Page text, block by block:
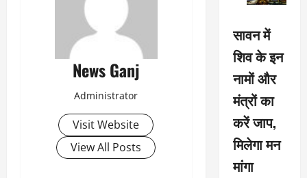
News Ganj
Administrator
Visit Website
View All Posts
सावन में
शिव के इन
नामों और
मंत्रों का
करें जाप,
मिलेगा मन
मांगा